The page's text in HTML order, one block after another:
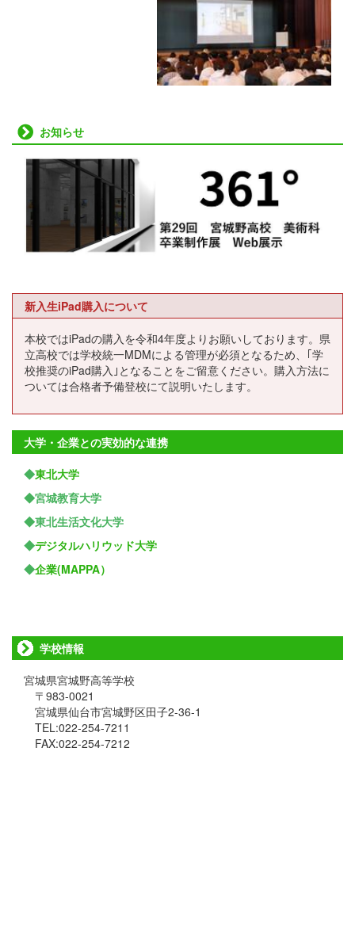
お知らせ
新入生iPad購入について
本校ではiPadの購入を令和4年度よりお願いしております。県
立高校では学校統一MDMによる管理が必須となるため、｢学
校推奨のiPad購入｣となることをご留意ください。購入方法に
ついては合格者予備登校にて説明いたします。
大学・企業との実効的な連携
◆東北大学
◆宮城教育大学
◆東北生活文化大学
◆デジタルハリウッド大学
◆企業(MAPPA）
学校情報
宮城県宮城野高等学校
〒983-0021
宮城県仙台市宮城野区田子2-36-1
TEL:022-254-7211
FAX:022-254-7212